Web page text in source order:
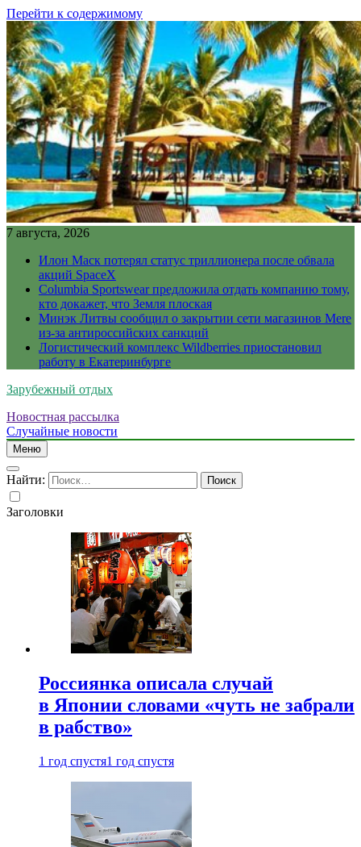
Перейти к содержимому
7 августа, 2026
Илон Маск потерял статус триллионера после обвала
акций SpaceX
Columbia Sportswear предложила отдать компанию тому,
кто докажет, что Земля плоская
Минэк Литвы сообщил о закрытии сети магазинов Mere
из-за антироссийских санкций
Логистический комплекс Wildberries приостановил
работу в Екатеринбурге
Зарубежный отдых
Новостная рассылка
Случайные новости
Меню
Найти:
Заголовки
Россиянка описала случай
в Японии словами «чуть не забрали
в рабство»
1 год спустя1 год спустя